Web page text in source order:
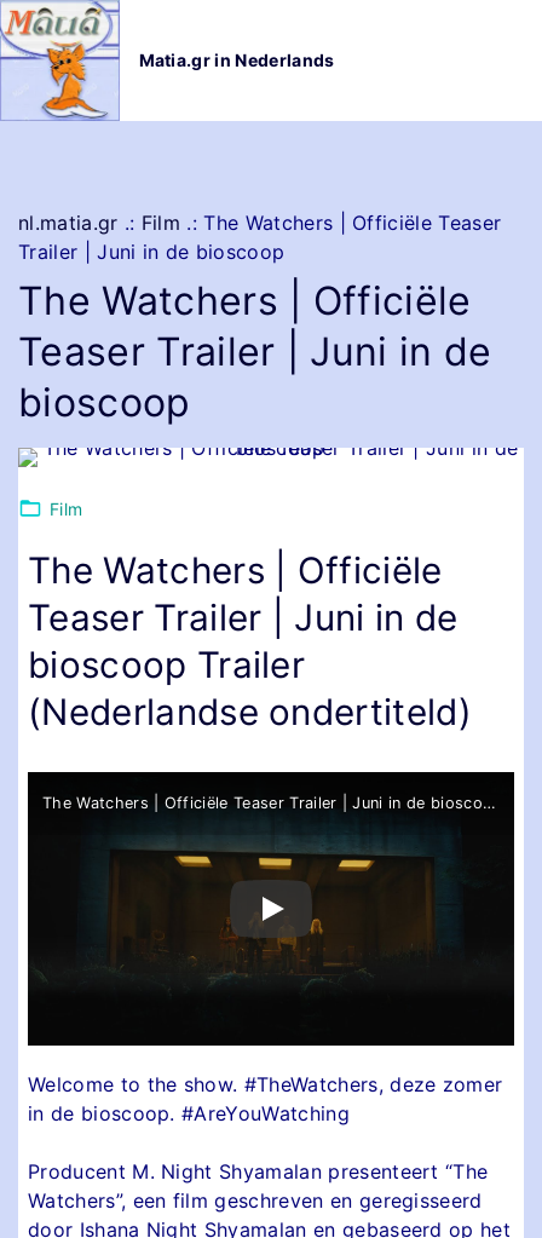
G
a
Matia.gr in Nederlands
nl.matia.gr .: Film .:The Watchers | Officiële Teaser
Trailer | Juni in de bioscoop
The Watchers | Officiële
Teaser Trailer | Juni in de
bioscoop
Film
The Watchers | Officiële
Teaser Trailer | Juni in de
bioscoop Trailer
(Nederlandse ondertiteld)
The Watchers | Officiële Teaser Trailer | Juni in de bioscoop
Welcome to the show. #TheWatchers, deze zomer
in de bioscoop. #AreYouWatching
Producent M. Night Shyamalan presenteert “The
Watchers”, een film geschreven en geregisseerd
door Ishana Night Shyamalan en gebaseerd op het